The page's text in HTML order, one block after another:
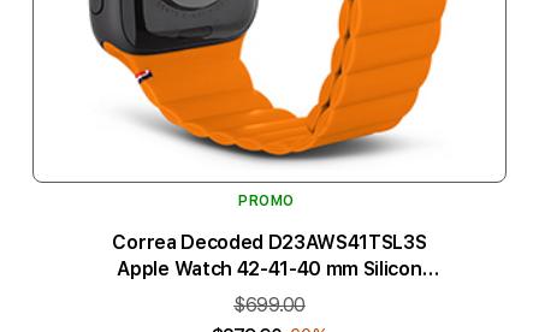
PROMO
Correa Decoded D23AWS41TSL3S
Apple Watch 42-41-40 mm Silicon
Chabacano
$699.00